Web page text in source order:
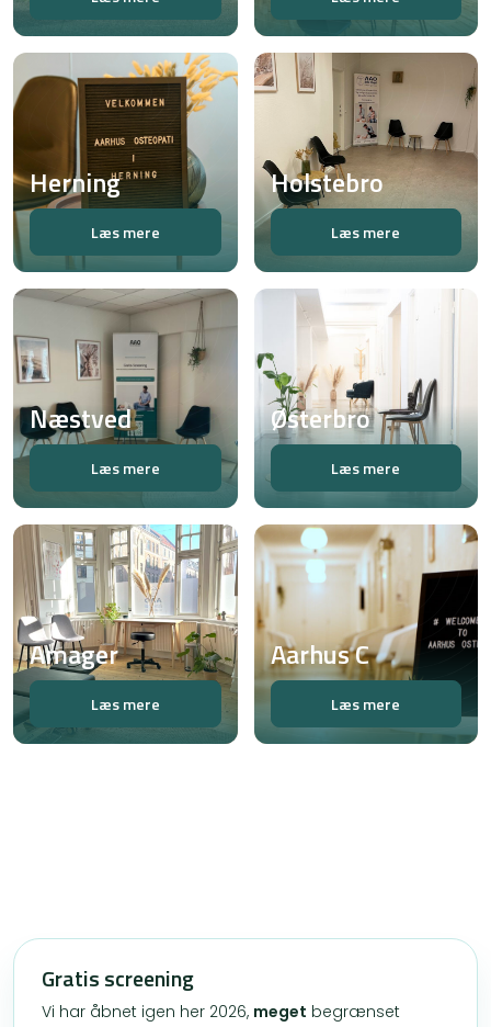
Herning
Læs mere
Holstebro
Læs mere
Næstved
Læs mere
Østerbro
Læs mere
Amager
Læs mere
Aarhus C
Læs mere
Gratis screening
Vi har åbnet igen her 2026, meget begrænset